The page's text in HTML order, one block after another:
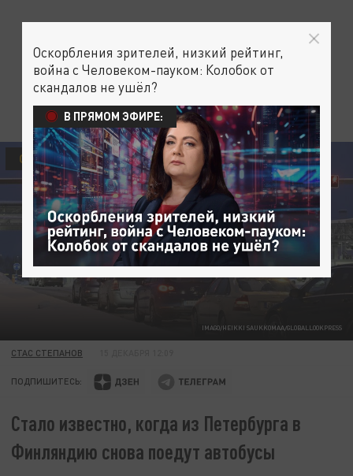
IMAGO/HEIKKI SAUKKOMAA/GLOBALLOOKPRESS
ОБЩЕСТВО
СТАС СТЕПАНОВ
ПОДПИШИТЕСЬ:
Стало известно, когда из Петербурга в
Финляндию снова поедут автобусы
Оскорбления зрителей, низкий рейтинг,
война с Человеком-пауком: Колобок от
скандалов не ушёл?
В ПРЯМОМ ЭФИРЕ: